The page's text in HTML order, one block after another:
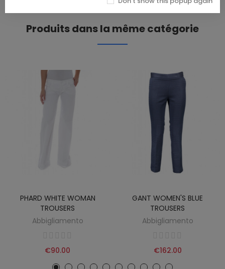
Produits dans la même catégorie
PHARD WHITE WOMAN
TROUSERS
Abbigliamento
€90.00
GANT WOMEN'S BLUE
TROUSERS
Abbigliamento
€162.00